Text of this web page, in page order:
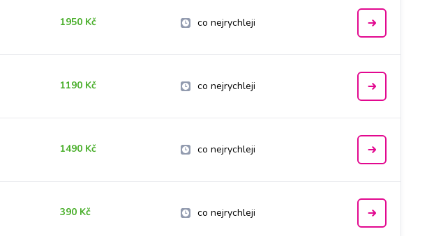
1950 Kč co nejrychleji
1190 Kč co nejrychleji
1490 Kč co nejrychleji
390 Kč co nejrychleji